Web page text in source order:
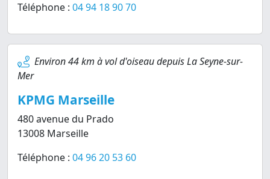
Téléphone : 04 94 18 90 70
Environ 44 km à vol d'oiseau depuis La Seyne-sur-
Mer
KPMG Marseille
480 avenue du Prado
13008 Marseille
Téléphone : 04 96 20 53 60